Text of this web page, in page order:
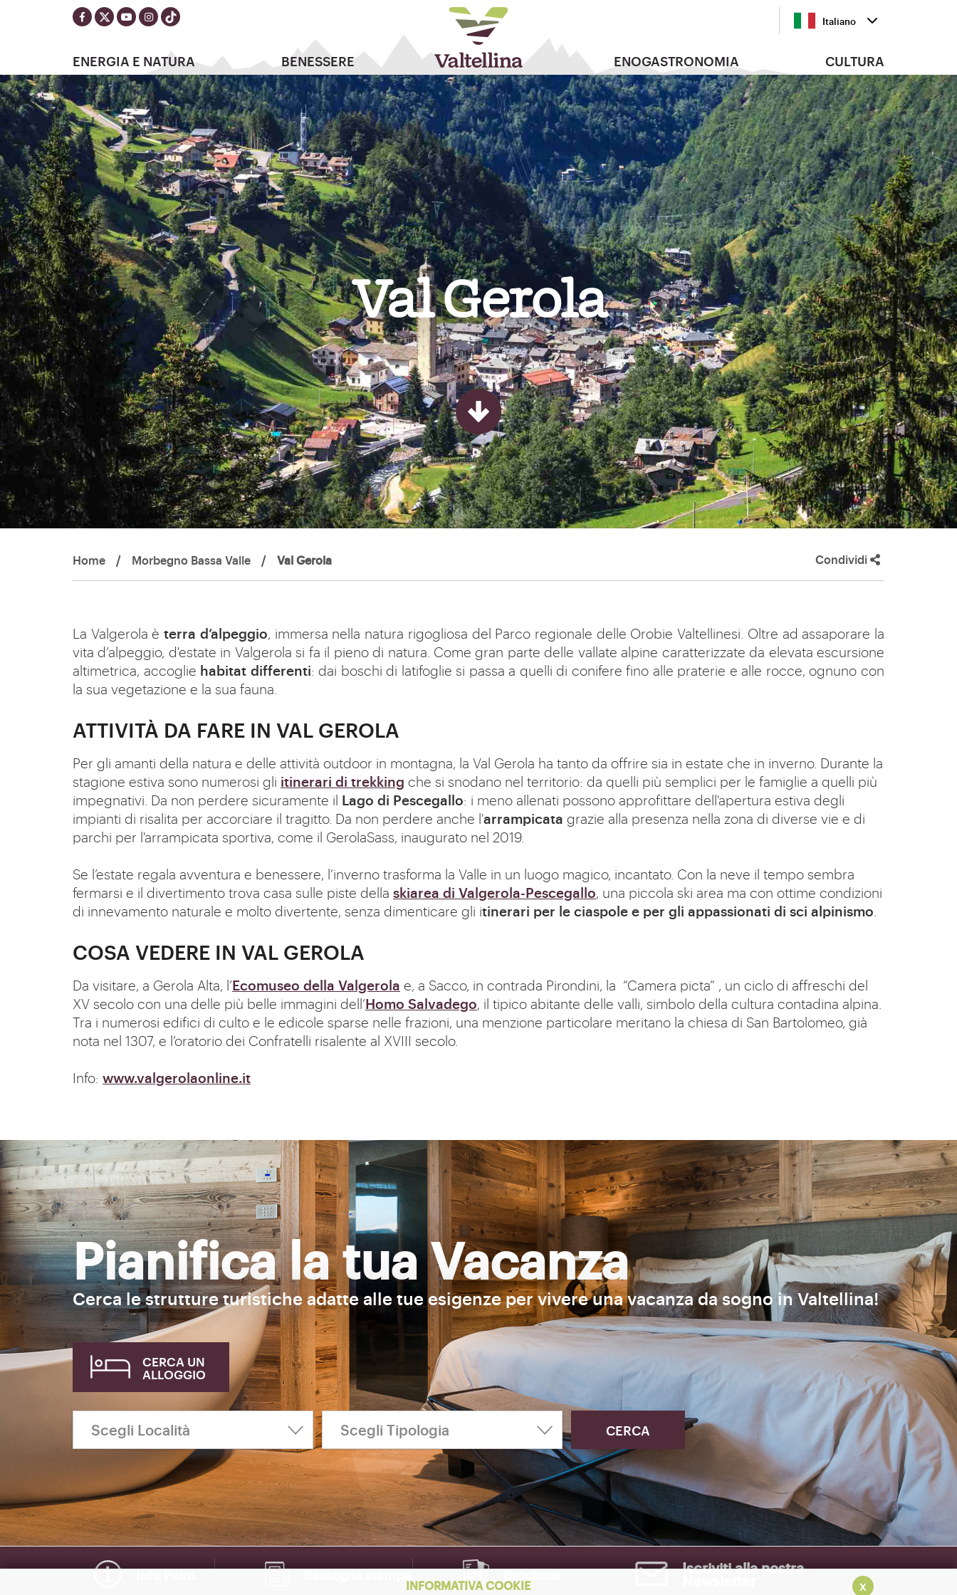
x
INFORMATIVA COOKIE
Italiano
ENERGIA E NATURA BENESSERE ENOGASTRONOMIA CULTURA
Val Gerola
Home / Morbegno Bassa Valle / Val Gerola Condividi
La Valgerola èterra d’alpeggio , immersa nella natura rigogliosa del Parco regionale delle Orobie Valtellinesi. Oltre ad assaporare la
vita d’alpeggio, d'estate in Valgerola si fa il pieno di natura. Come gran parte delle vallate alpine caratterizzate da elevata escursione
altimetrica, accoglie habitat differenti: dai boschi di latifoglie si passa a quelli di conifere fino alle praterie e alle rocce, ognuno con
la sua vegetazione e la sua fauna.
ATTIVITÀ DA FARE IN VAL GEROLA
Per gli amanti della natura e delle attività outdoor in montagna, la Val Gerola ha tanto da offrire sia in estate che in inverno. Durante la
stagione estiva sono numerosi gli itinerari di trekking che si snodano nel territorio: da quelli più semplici per le famiglie a quelli più
impegnativi. Da non perdere sicuramente il Lago di Pescegallo: i meno allenati possono approfittare dell'apertura estiva degli
impianti di risalita per accorciare il tragitto. Da non perdere anche l'arrampicata grazie alla presenza nella zona di diverse vie e di
parchi per l'arrampicata sportiva, come il GerolaSass, inaugurato nel 2019.
Se l’estate regala avventura e benessere, l’inverno trasforma la Valle in un luogo magico, incantato. Con la neve il tempo sembra
fermarsi e il divertimento trova casa sulle piste della skiarea di Valgerola-Pescegallo , una piccola ski area ma con ottime condizioni
di innevamento naturale e molto divertente, senza dimenticare gli itinerari per le ciaspole e per gli appassionati di sci alpinismo
COSA VEDERE IN VAL GEROLA
Da visitare, a Gerola Alta, l’Ecomuseo della Valgerola e, a Sacco, in contrada Pirondini, la “Camera picta” , un ciclo di affreschi del
XV secolo con una delle più belle immagini dell’Homo Salvadego , il tipico abitante delle valli, simbolo della cultura contadina alpina.
Tra i numerosi edifici di culto e le edicole sparse nelle frazioni, una menzione particolare meritano la chiesa di San Bartolomeo, già
nota nel 1307, e l’oratorio dei Confratelli risalente al XVIII secolo.
Info: www.valgerolaonline.it
Pianifica la tua Vacanza
Cerca le strutture turistiche adatte alle tue esigenze per vivere una vacanza da sogno in Valtellina!
CERCA UN
ALLOGGIO
Info Point Rassegna stampa Brochure Iscriviti alla nostra